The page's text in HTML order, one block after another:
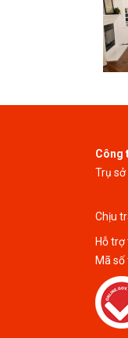
Công
Trụ
Chịu
Hỗ
Mã